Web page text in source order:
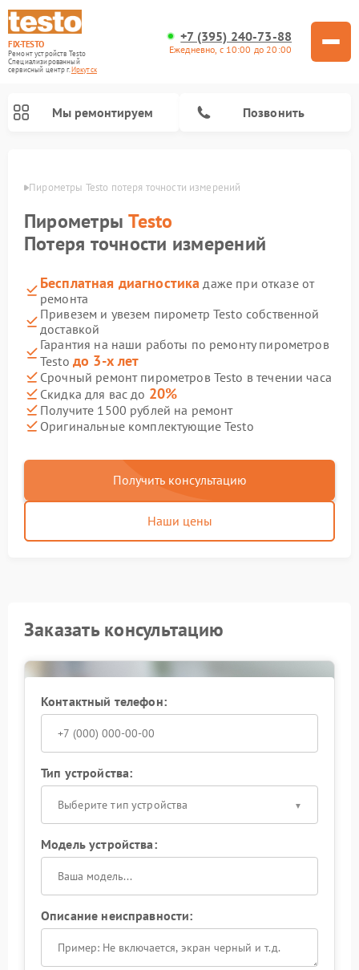
FIX-TESTO
Ремонт устройств Testo
Специализированный
cервисный центр г.Иркутск
+7 (395) 240-73-88
Ежедневно, с 10:00 до 20:00
Мы ремонтируем Позвонить
Пирометры Testo потеря точности измерений
ПирометрыTesto
Потеря точности измерений
Бесплатная диагностика даже при отказе от
ремонта
Привезем и увезем пирометр Testo собственной
доставкой
Гарантия на наши работы по ремонту пирометров
Testo до 3-х лет
Срочный ремонт пирометров Testo в течении часа
Скидка для вас до 20%
Получите 1500 рублей на ремонт
Оригинальные комплектующие Testo
Получить консультацию
Наши цены
Заказать консультацию
Контактный телефон:
Тип устройства:
Выберите тип устройства
Модель устройства:
Описание неисправности: